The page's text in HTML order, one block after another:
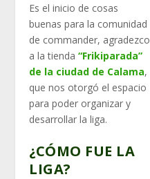
Es el inicio de cosas
buenas para la comunidad
de commander, agradezco
a la tienda“Frikiparada”
de la ciudad de Calama,
que nos otorgó el espacio
para poder organizar y
desarrollar la liga.
¿CÓMO FUE LA
LIGA?